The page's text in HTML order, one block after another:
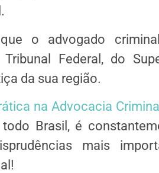
o advogado
Federal, do
da sua região.
na Advocacia Criminal
Brasil, é
mais